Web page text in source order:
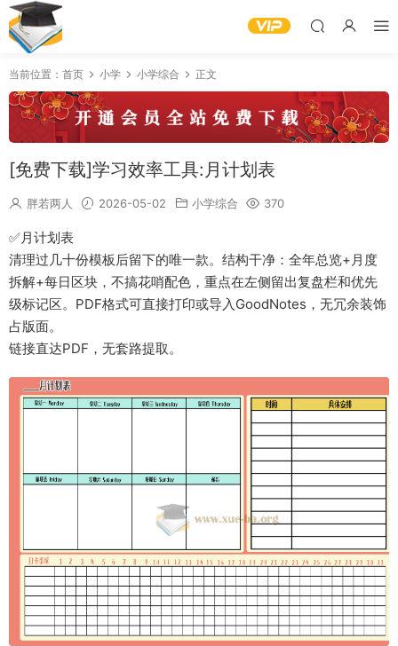
当前位置： 首页 小学 小学综合 正文
[免费下载]学习效率工具:月计划表
胖若两人 2026-05-02 小学综合 370
✅月计划表
清理过几十份模板后留下的唯一款。结构干净：全年总览+月度
拆解+每日区块，不搞花哨配色，重点在左侧留出复盘栏和优先
级标记区。PDF格式可直接打印或导入GoodNotes，无冗余装饰
占版面。
链接直达PDF，无套路提取。